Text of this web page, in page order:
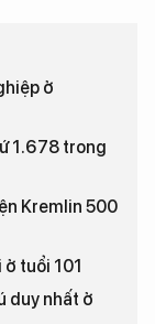
ở
1.678 trong
Kremlin 500
tuổi 101
duy nhất ở